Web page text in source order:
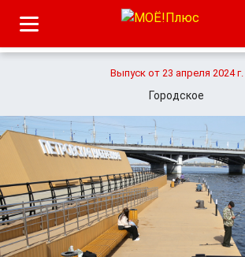
Выпуск от 23 апреля 2024 г.
Городское